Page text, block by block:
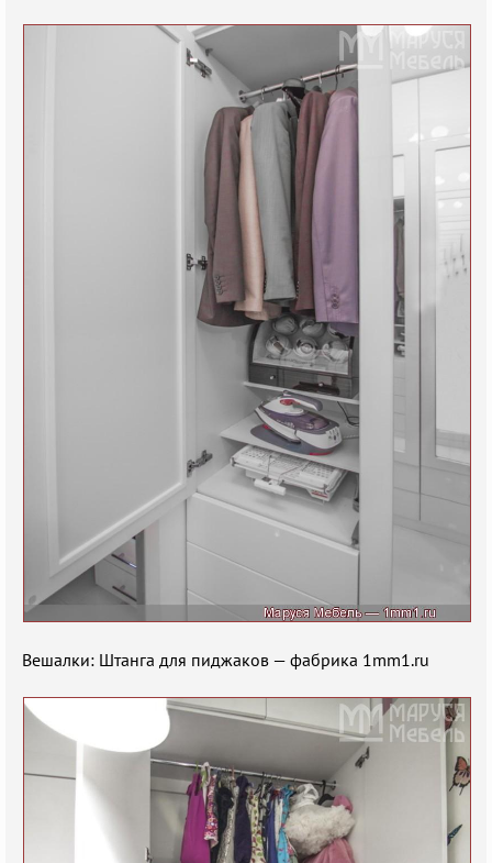
Вешалки: Штанга для пиджаков — фабрика 1mm1.ru